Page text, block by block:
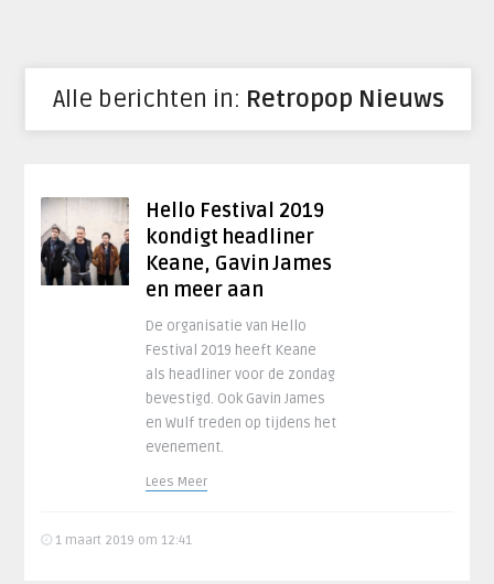
Alle berichten in: Retropop Nieuws
Hello Festival 2019
kondigt headliner
Keane, Gavin James
en meer aan
De organisatie van Hello
Festival 2019 heeft Keane
als headliner voor de zondag
bevestigd. Ook Gavin James
en Wulf treden op tijdens het
evenement.
Lees Meer
1 maart 2019 om 12:41